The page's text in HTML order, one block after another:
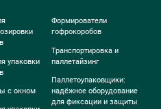
упаковки
с окном
Формирователи
гофрокоробов
Транспортировка и
паллетайзинг
Паллетоупаковщики:
надёжное оборудование
для фиксации и защиты